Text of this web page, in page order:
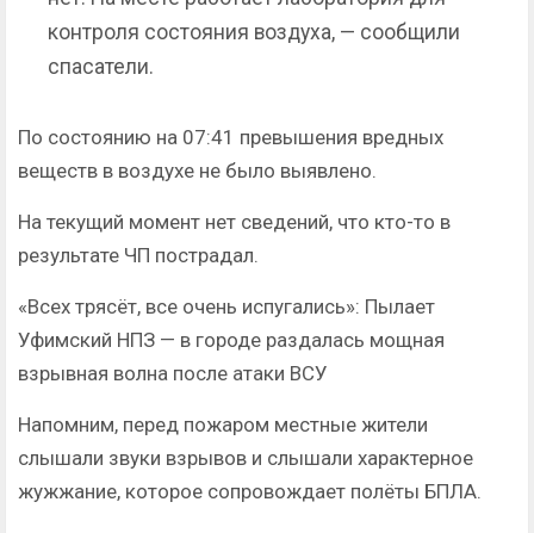
контроля состояния воздуха, — сообщили
спасатели.
По состоянию на 07:41 превышения вредных
веществ в воздухе не было выявлено.
На текущий момент нет сведений, что кто-то в
результате ЧП пострадал.
«Всех трясёт, все очень испугались»: Пылает
Уфимский НПЗ — в городе раздалась мощная
взрывная волна после атаки ВСУ
Напомним, перед пожаром местные жители
слышали звуки взрывов и слышали характерное
жужжание, которое сопровождает полёты БПЛА.